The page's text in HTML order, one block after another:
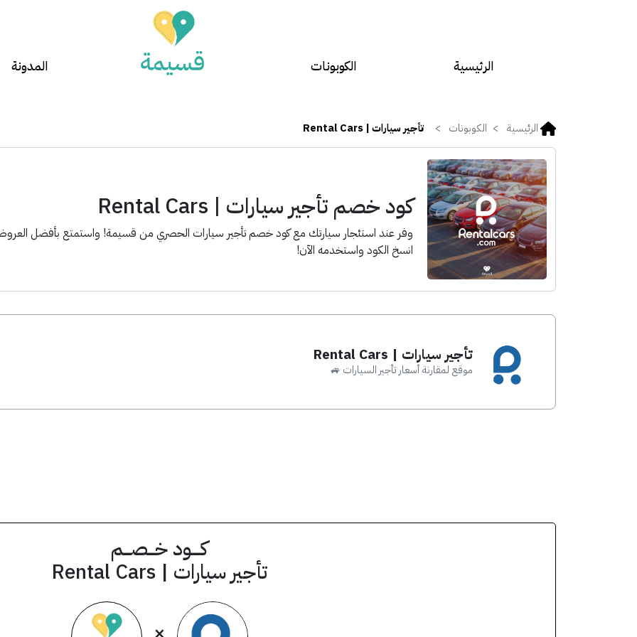
الرئيسية الكوبونات المدونة
الرئيسية الكوبونات تأجير سيارات | Rental Cars
كود خصم تأجير سيارات | Rental Cars
وفر عند استئجار سيارتك مع كود خصم تأجير سيارات الحصري من قسيمة! واستمتع بأفضل
انسخ الكود واستخدمه الآن!
تأجير سيارات | Rental Cars
موقع لمقارنة أسعار تأجير السيارات 🚙
كــــود خـــصـــم
تأجير سيارات | Rental Cars